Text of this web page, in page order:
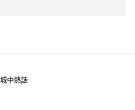
城中熱話